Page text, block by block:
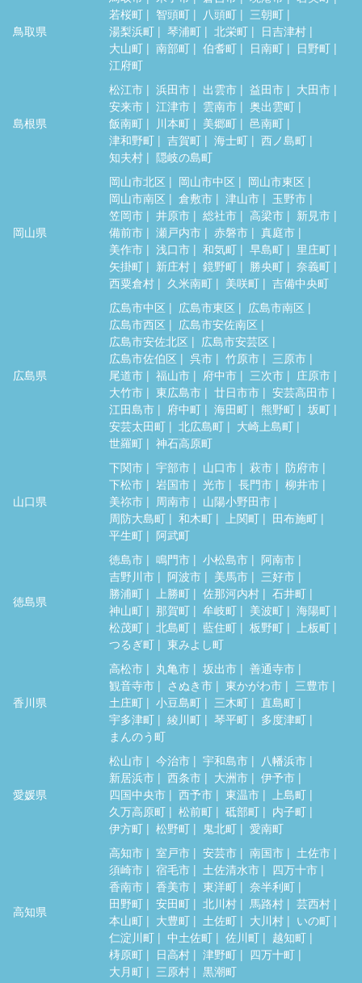
鳥取県
若桜町
智頭町 八頭町
三朝町
湯梨浜町
琴浦町 北栄町
日吉津村
大山町
南部町 伯耆町 日南町
日野町
江府町
島根県
松江市 浜田市 出雲市 益田市
大田市
安来市
江津市 雲南市
奥出雲町
飯南町
川本町 美郷町
邑南町
津和野町
吉賀町 海士町
西ノ島町
知夫村
隠岐の島町
岡山県
岡山市北区 岡山市中区
岡山市東区
岡山市南区
倉敷市 津山市
玉野市
笠岡市
井原市 総社市 高梁市
新見市
備前市
瀬戸内市 赤磐市
真庭市
美作市
浅口市 和気町 早島町
里庄町
矢掛町
新庄村 鏡野町 勝央町
奈義町
西粟倉村
久米南町 美咲町 吉備中央町
広島県
広島市中区 広島市東区
広島市南区
広島市西区
広島市安佐南区
広島市安佐北区
広島市安芸区
広島市佐伯区
呉市 竹原市
三原市
尾道市
福山市 府中市 三次市
庄原市
大竹市
東広島市 廿日市市
安芸高田市
江田島市
府中町 海田町 熊野町
坂町
安芸太田町
北広島町
大崎上島町
世羅町
神石高原町
山口県
下関市 宇部市 山口市 萩市
防府市
下松市
岩国市 光市 長門市
柳井市
美祢市
周南市
山陽小野田市
周防大島町
和木町 上関町
田布施町
平生町
阿武町
徳島県
徳島市 鳴門市 小松島市
阿南市
吉野川市
阿波市 美馬市
三好市
勝浦町
上勝町 佐那河内村
石井町
神山町
那賀町 牟岐町 美波町
海陽町
松茂町
北島町 藍住町 板野町
上板町
つるぎ町
東みよし町
香川県
高松市 丸亀市 坂出市
善通寺市
観音寺市
さぬき市 東かがわ市
三豊市
土庄町
小豆島町 三木町
直島町
宇多津町
綾川町 琴平町
多度津町
まんのう町
愛媛県
松山市 今治市 宇和島市
八幡浜市
新居浜市
西条市 大洲市
伊予市
四国中央市
西予市 東温市
上島町
久万高原町
松前町 砥部町
内子町
伊方町
松野町 鬼北町 愛南町
高知県
高知市 室戸市 安芸市 南国市
土佐市
須崎市
宿毛市 土佐清水市
四万十市
香南市
香美市 東洋町
奈半利町
田野町
安田町 北川村 馬路村
芸西村
本山町
大豊町 土佐町 大川村
いの町
仁淀川町
中土佐町 佐川町
越知町
梼原町
日高村 津野町
四万十町
大月町
三原村 黒潮町